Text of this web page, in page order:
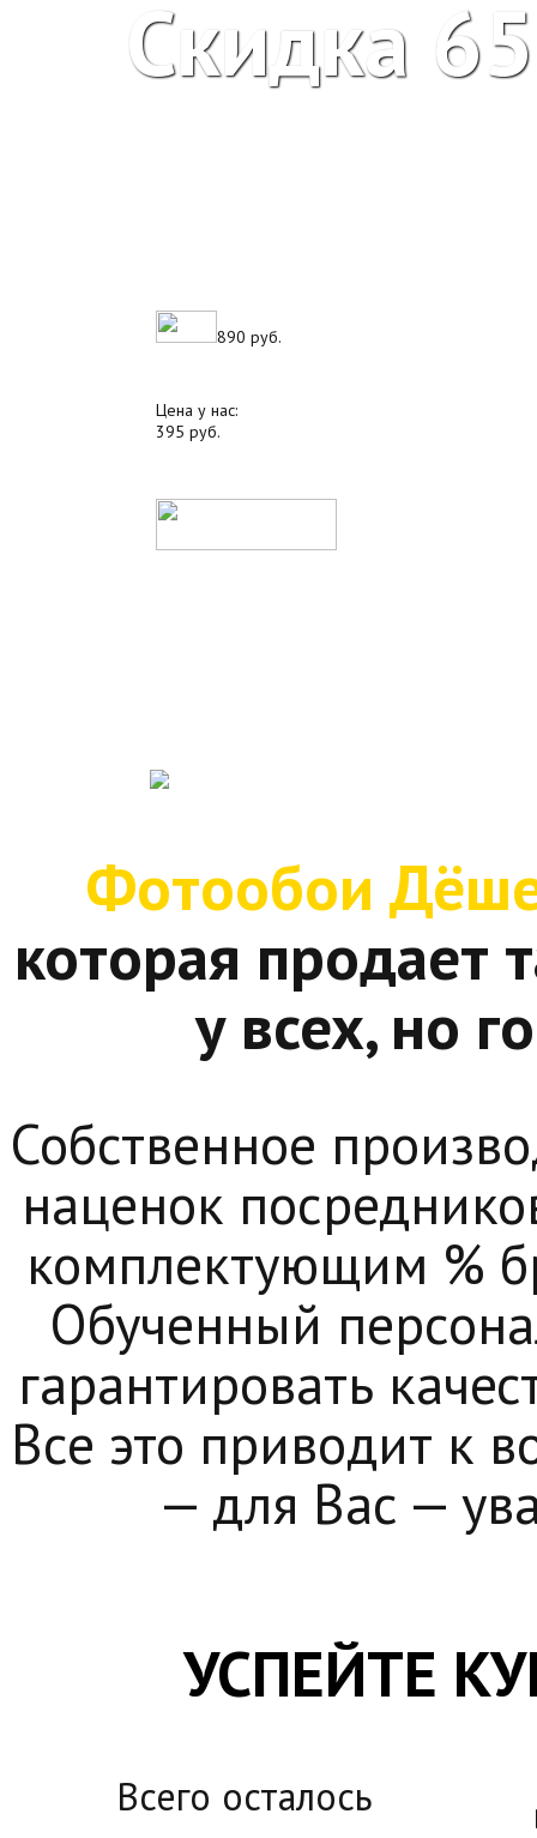
Скидка
890 руб.
Цена у нас:
395 руб.
Фотообои
которая продает
у всех, но
Собственное
наценок
комплектующим %
Обученный
гарантировать
Все это приводит к
— для Вас —
УСПЕЙТЕ
Всего осталось